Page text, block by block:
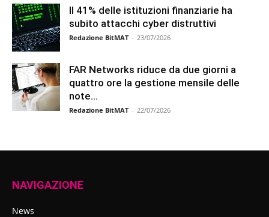
Il 41% delle istituzioni finanziarie ha
subito attacchi cyber distruttivi
Redazione BitMAT - 23/07/2026
FAR Networks riduce da due giorni a
quattro ore la gestione mensile delle
note...
Redazione BitMAT - 22/07/2026
NAVIGAZIONE
News